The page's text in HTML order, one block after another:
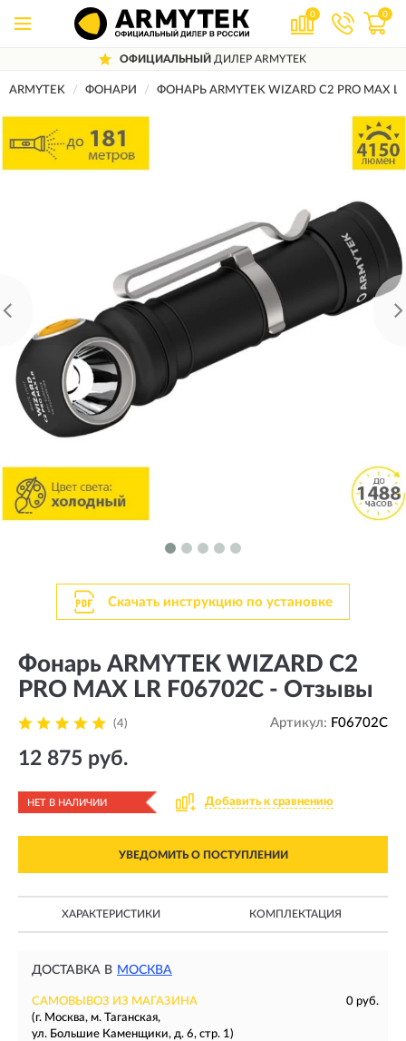
0 0
ОФИЦИАЛЬНЫЙ ДИЛЕР ARMYTEK
ARMYTEK ФОНАРИ ФОНАРЬ ARMYTEK WIZARD C2 PRO MAX LR
Скачать инструкцию по установке
Фонарь ARMYTEK WIZARD C2
PRO MAX LR F06702C - Отзывы
(4) Артикул: F06702C
12 875 руб.
НЕТ В НАЛИЧИИ Добавить к сравнению
УВЕДОМИТЬ О ПОСТУПЛЕНИИ
ХАРАКТЕРИСТИКИ КОМПЛЕКТАЦИЯ
ДОСТАВКА В МОСКВА
САМОВЫВОЗ ИЗ МАГАЗИНА
0 руб.
(г. Москва, м. Таганская,
ул. Большие Каменщики, д. 6, стр. 1)